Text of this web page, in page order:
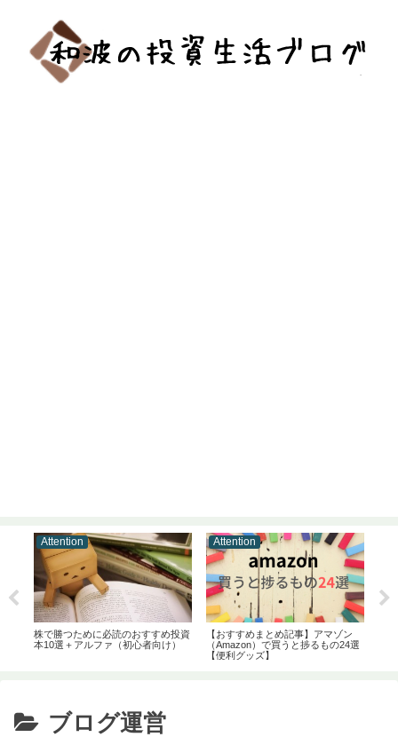
Attention
株で勝つために必読のおすすめ投資
本10選＋アルファ（初心者向け）
Attention
【おすすめまとめ記事】アマゾン
（Amazon）で買うと捗るもの24選
【便利グッズ】
ブログ運営